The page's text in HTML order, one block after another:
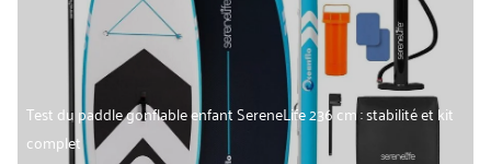
Test du paddle gonflable enfant SereneLife 236 cm : stabilité et kit
complet